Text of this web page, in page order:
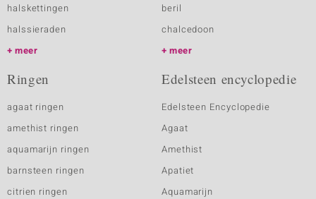
halskettingen
halssieraden
meer
beril
chalcedoon
meer
Ringen
agaat ringen
amethist ringen
aquamarijn ringen
barnsteen ringen
citrien ringen
Edelsteen encyclopedie
Edelsteen Encyclopedie
Agaat
Amethist
Apatiet
Aquamarijn